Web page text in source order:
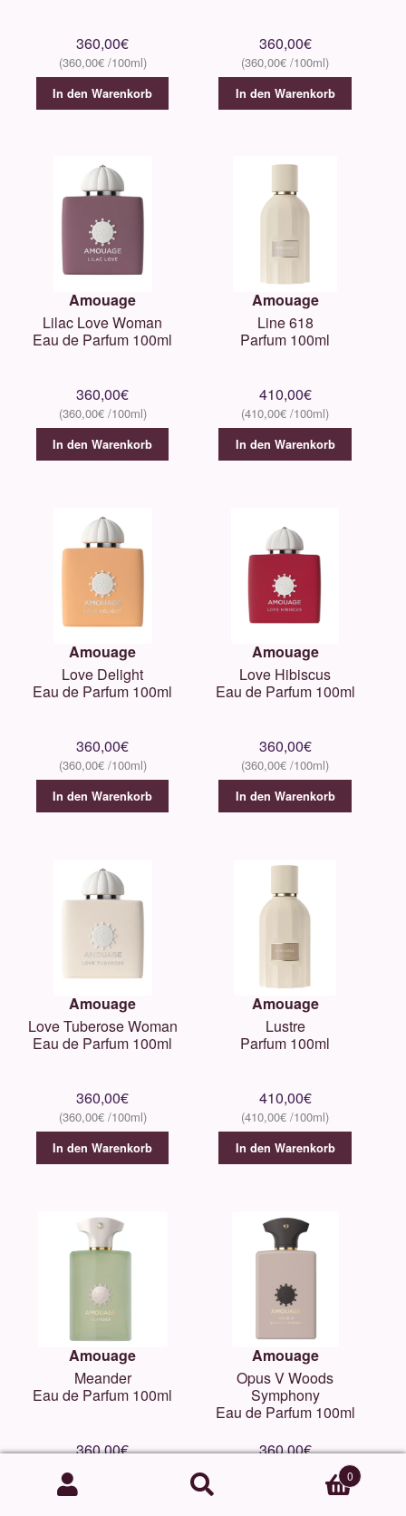
360,00€
360,00€
In den Warenkorb
360,00€
360,00€
In den Warenkorb
Amouage
Lilac Love Woman
Eau de Parfum 100ml
360,00€
360,00€
In den Warenkorb
Amouage
Line 618
Parfum 100ml
410,00€
410,00€
In den Warenkorb
Amouage
Love Delight
Eau de Parfum 100ml
360,00€
360,00€
In den Warenkorb
Amouage
Love Hibiscus
Eau de Parfum 100ml
360,00€
360,00€
In den Warenkorb
Amouage
Love Tuberose Woman
Eau de Parfum 100ml
360,00€
360,00€
In den Warenkorb
Amouage
Lustre
Parfum 100ml
410,00€
410,00€
In den Warenkorb
Amouage
Meander
Eau de Parfum 100ml
360,00€
In den Warenkorb
Amouage
Opus V Woods
Symphony
Eau de Parfum 100ml
360,00€
In den Warenkorb
Suchen
0